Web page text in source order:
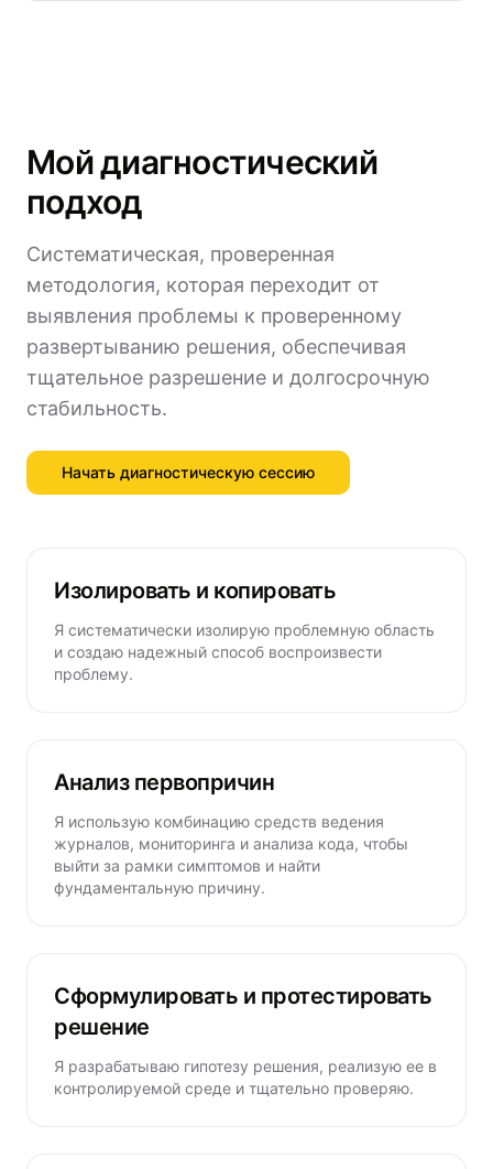
Мой диагностический
подход
Систематическая, проверенная
методология, которая переходит от
выявления проблемы к проверенному
развертыванию решения, обеспечивая
тщательное разрешение и долгосрочную
стабильность.
Начать диагностическую сессию
Изолировать и копировать
Я систематически изолирую проблемную область
и создаю надежный способ воспроизвести
проблему.
Анализ первопричин
Я использую комбинацию средств ведения
журналов, мониторинга и анализа кода, чтобы
выйти за рамки симптомов и найти
фундаментальную причину.
Сформулировать и протестировать
решение
Я разрабатываю гипотезу решения, реализую ее в
контролируемой среде и тщательно проверяю.